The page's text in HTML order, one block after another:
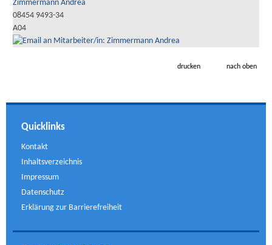
Zimmermann Andrea
08454 9493-34
A04
drucken nach oben
Quicklinks
Kontakt
Inhaltsverzeichnis
Impressum
Datenschutz
Erklärung zur Barrierefreiheit